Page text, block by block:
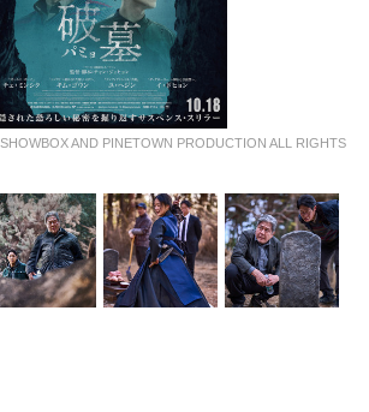
AND PINETOWN PRODUCTION ALL RIGHTS